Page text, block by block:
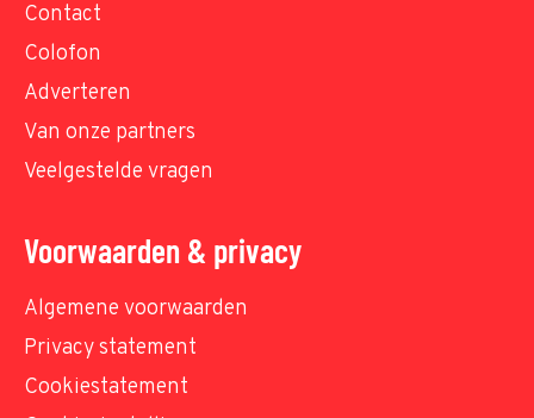
Contact
Colofon
Adverteren
Van onze partners
Veelgestelde vragen
Voorwaarden & privacy
Algemene voorwaarden
Privacy statement
Cookiestatement